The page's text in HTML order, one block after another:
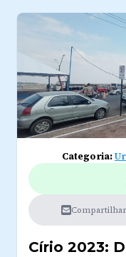
Categoria:
Compartilhar
Círio 2023: